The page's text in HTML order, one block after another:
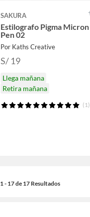
SAKURA
Estilografo Pigma Micron
Pen 02
Por Kaths Creative
S/ 19
Llega mañana
Retira mañana
(1)
1 - 17 de 17 Resultados